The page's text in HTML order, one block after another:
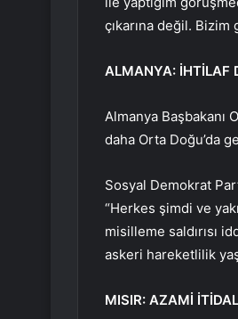
çıkarına değil.
ALMANYA: İHTİLAF
Almanya Başbakanı
daha Orta Doğu’da
Sosyal Demokrat
“Herkes şimdi ve
misilleme saldırısı
askeri hareketlilik
MISIR: AZAMİ